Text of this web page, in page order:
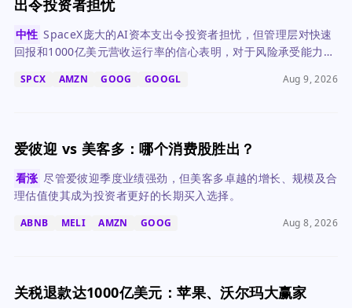
出令投资者担忧
中性 SpaceX庞大的AI资本支出令投资者担忧，但管理层对快速
回报和1000亿美元营收运行率的信心表明，对于风险承受能力强
SPCX AMZN GOOG GOOGL Aug 9, 2026
爱彼迎 vs 美客多：哪个消费股胜出？
看涨 尽管爱彼迎季度业绩强劲，但美客多卓越的增长、规模及合
理估值使其成为投资者更好的长期买入选择。
ABNB MELI AMZN GOOG Aug 8, 2026
关税退款达1000亿美元：苹果、沃尔玛大赢家